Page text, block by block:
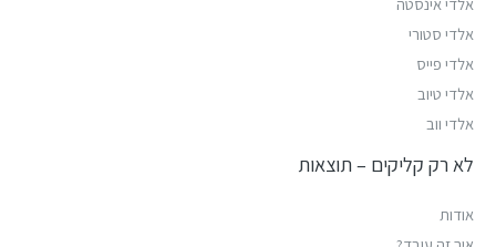
אלדי סטורי
אלדי פייס
אלדי טיוב
אלדי ווב
לא רק קליקים – תוצאות
אודות